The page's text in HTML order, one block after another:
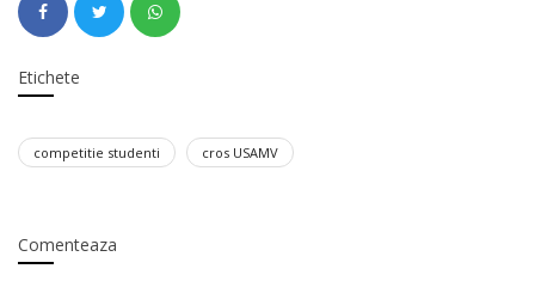
Etichete
competitie studenti cros USAMV
Comenteaza